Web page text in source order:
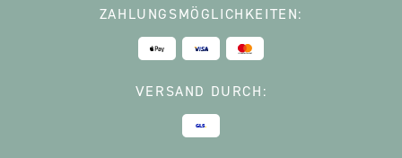
ZAHLUNGSMÖGLICHKEITEN:
VERSAND DURCH: